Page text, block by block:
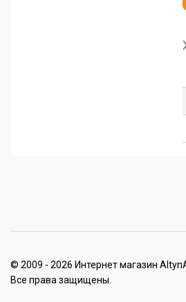
© 2009 - 2026 Интернет магазин
Все права защищены.